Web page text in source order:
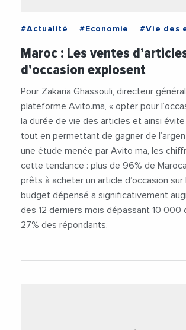
#Actualité #Economie #Vie des
Maroc : Les ventes
d'occasion explosent
Pour Zakaria Ghassouli, directeur
plateforme Avito.ma, « opter pour
la durée de vie des articles et ainsi évite
tout en permettant de gagner de
une étude menée par Avito ma, les
cette tendance : plus de 96% de
prêts à acheter un article d’occasion sur
budget dépensé a significativement
des 12 derniers mois dépassant 10 000
27% des répondants.